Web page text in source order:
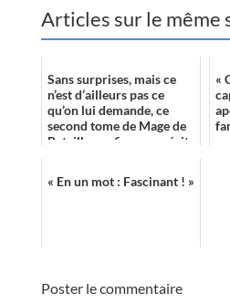
Articles sur le même
Sans surprises, mais ce
n’est d’ailleurs pas ce
qu’on lui demande, ce
second tome de Mage de
Bataille confirme ce récit
«
« En un mot : Fascinant ! »
Poster le commentaire